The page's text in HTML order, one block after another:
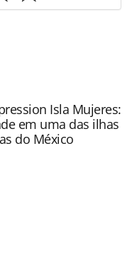
operadoras/2025/
primeira-unidade-
oferecidas
pela PANROTAS
sobre direito
autorização da
Isla Mujeres:
em uma das ilhas
do México